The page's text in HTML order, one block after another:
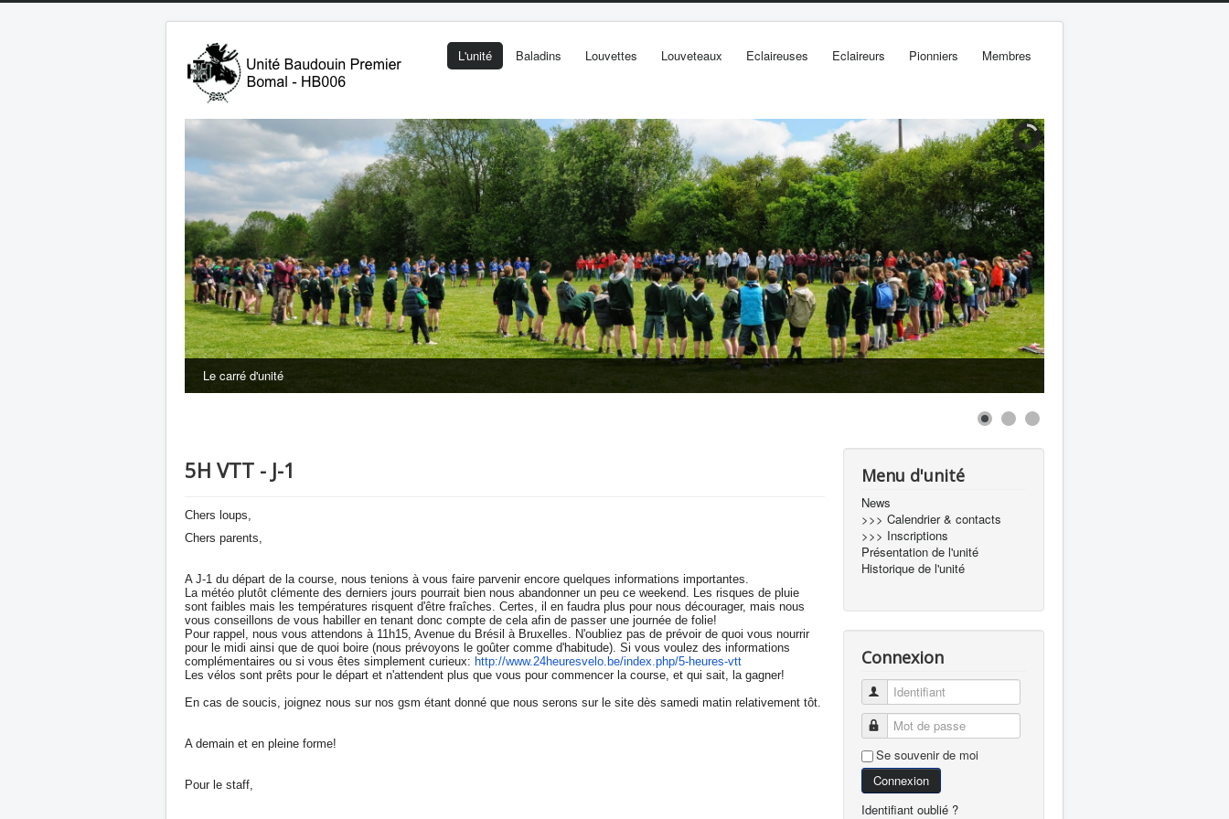
L'unité Baladins Louvettes Louveteaux Eclaireuses Eclaireurs Pionniers Membres
Le carré d'unité
5H VTT - J-1
Chers loups,
Chers parents,
A J-1 du départ de la course, nous tenions à vous faire parvenir encore quelques informations importantes.
La météo plutôt clémente des derniers jours pourrait bien nous abandonner un peu ce weekend. Les risques de pluie
sont faibles mais les températures risquent d'être fraîches. Certes, il en faudra plus pour nous décourager, mais nous
vous conseillons de vous habiller en tenant donc compte de cela afin de passer une journée de folie!
Pour rappel, nous vous attendons à 11h15, Avenue du Brésil à Bruxelles. N'oubliez pas de prévoir de quoi vous nourrir
pour le midi ainsi que de quoi boire (nous prévoyons le goûter comme d'habitude). Si vous voulez des informations
complémentaires ou si vous êtes simplement curieux: http://www.24heuresvelo.be/index.php/5-heures-vtt
Les vélos sont prêts pour le départ et n'attendent plus que vous pour commencer la course, et qui sait, la gagner!
En cas de soucis, joignez nous sur nos gsm étant donné que nous serons sur le site dès samedi matin relativement tôt.
A demain et en pleine forme!
Pour le staff,
Menu d'unité
News
>>> Calendrier & contacts
>>> Inscriptions
Présentation de l'unité
Historique de l'unité
Connexion
Identifiant
Mot de passe
Se souvenir de moi
Connexion
Identifiant oublié ?